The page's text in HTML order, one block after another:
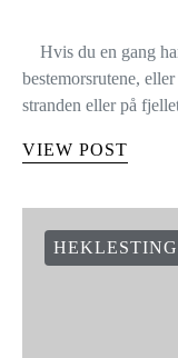
Hvis du en gang
bestemorsrutene,
stranden eller på
VIEW POST
HEKLESTING